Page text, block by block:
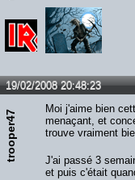
19/02/2008 20:48:23
trooper47
Moi j'aime bien
menaçant, et
trouve vraiment
J'ai passé 3
et puis c'était